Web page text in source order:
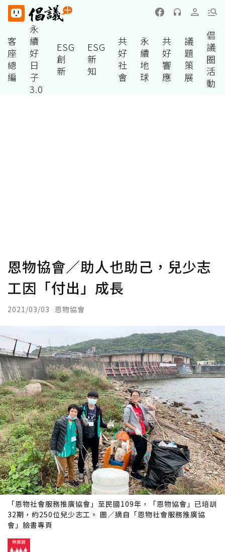
客
座
總
編
永
續
好
日
子
3.0
ESG
創
新
ESG
新
知
共
好
社
會
永
續
地
球
共
好
響
應
議
題
策
展
倡
議
圈
活
動
恩物協會／助人也助己，兒少志
工因「付出」成長
2021/03/03 恩物協會
「恩物社會服務推廣協會」至民國109年，「恩物協會」已培訓
32期，約250位兒少志工。 圖／摘自「恩物社會服務推廣協
會」臉書專頁